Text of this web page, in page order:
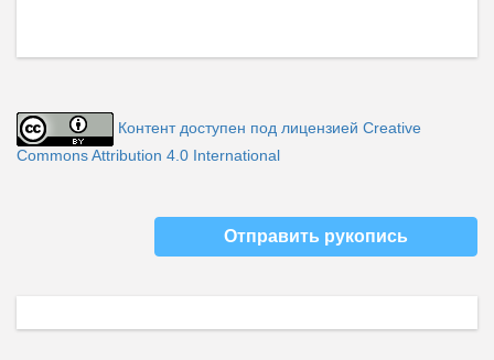
Контент доступен под лицензией Creative
Commons Attribution 4.0 International
Отправить рукопись